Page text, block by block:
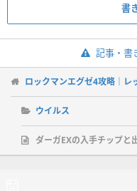
書
記事・書
ロックマンエグゼ4攻略｜レ
ウイルス
ダーガEXの入手チップと